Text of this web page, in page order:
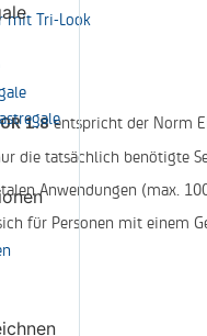
mit Tri-Look
1.8entspricht der Norm
die tatsächlich benötigte
Anwendungen (max.
für Personen mit einem